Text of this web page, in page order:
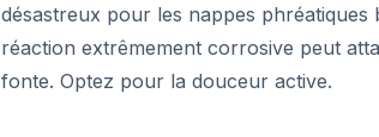
désastreux pour les nappes
réaction extrêmement corrosive peut
fonte. Optez pour la douceur active.